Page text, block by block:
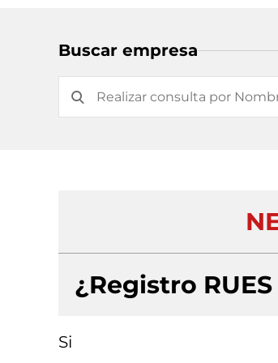
Buscar empresa
¿Registro
Si